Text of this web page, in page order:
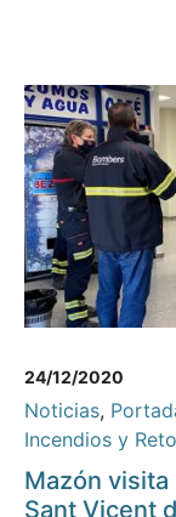
24/12/2020
Noticias,
Incendios y
Mazón
Sant Vicent